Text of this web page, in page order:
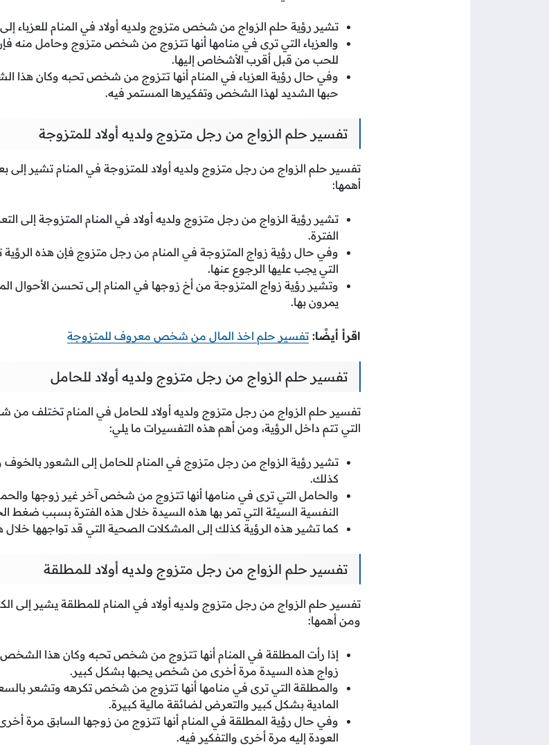
تشير رؤية حلم الزواج من شخص متزوج ولديه أولاد في المنام للعزباء
والعزباء التي ترى في منامها أنها تتزوج من شخص متزوج وحامل منه فإن
للحب من قبل أقرب الأشخاص إليها.
وفي حال رؤية العزباء في المنام أنها تتزوج من شخص تحبه وكان هذا
حبها الشديد لهذا الشخص وتفكيرها المستمر فيه.
تفسير حلم الزواج من رجل متزوج ولديه أولاد للمتزوجة
تفسير حلم الزواج من رجل متزوج ولديه أولاد للمتزوجة في المنام تشير
أهمها:
تشير رؤية الزواج من رجل متزوج ولديه أولاد في المنام المتزوجة إلى
الفترة.
وفي حال رؤية زواج المتزوجة في المنام من رجل متزوج فإن هذه الرؤية
التي يجب عليها الرجوع عنها.
وتشير رؤية زواج المتزوجة من أخ زوجها في المنام إلى تحسن الأحوال
يمرون بها.
اقرأ أيضًا: تفسير حلم اخذ المال من شخص معروف للمتزوجة
تفسير حلم الزواج من رجل متزوج ولديه أولاد للحامل
تفسير حلم الزواج من رجل متزوج ولديه أولاد للحامل في المنام تختلف
التي تتم داخل الرؤية، ومن أهم هذه التفسيرات ما يلي:
تشير رؤية الزواج من رجل متزوج في المنام للحامل إلى الشعور بالخوف
كذلك.
والحامل التي ترى في منامها أنها تتزوج من شخص آخر غير زوجها
النفسية السيئة التي تمر بها هذه السيدة خلال هذه الفترة بسبب ضغط
كما تشير هذه الرؤية كذلك إلى المشكلات الصحية التي قد تواجهها
تفسير حلم الزواج من رجل متزوج ولديه أولاد للمطلقة
تفسير حلم الزواج من رجل متزوج ولديه أولاد في المنام للمطلقة يشير إلى
ومن أهمها:
إذا رأت المطلقة في المنام أنها تتزوج من شخص تحبه وكان هذا الشخص
زواج هذه السيدة مرة أخرى من شخص يحبها بشكل كبير.
والمطلقة التي ترى في منامها أنها تتزوج من شخص تكرهه وتشعر
المادية بشكل كبير والتعرض لضائقة مالية كبيرة.
وفي حال رؤية المطلقة في المنام أنها تتزوج من زوجها السابق مرة
العودة إليه مرة أخرى والتفكير فيه.